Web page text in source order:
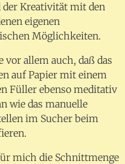
der Kreativität mit den
eigenen
Möglichkeiten.
vor allem auch, daß das
auf Papier mit einem
Füller ebenso meditativ
wie das manuelle
im Sucher beim
mich die Schnittmenge